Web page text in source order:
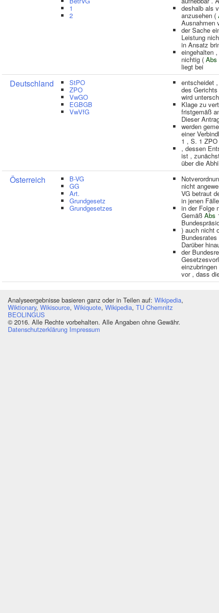
1
2
deshalb als
anzusehen (
Ausnahmen
der Sache
Leistung
in Ansatz
eingehalten
nichtig ( Abs
liegt bei
Deutschland StPO
ZPO
VwGO
EGBGB
VwVfG
entscheidet
des
wird
Klage zu
fristgemäß
Dieser
werden
einer
1 , S. 1
, dessen
ist ,
über die
Österreich B-VG
GG
Art.
Grundgesetz
Grundgesetzes
nicht
VG betraut
in jenen
in der Folge
Gemäß Abs
) auch nicht
Darüber
der
vor , dass
Analyseergebnisse basieren ganz oder in Teilen auf: Wikipedia,
Wiktionary, Wikisource, Wikiquote, Wikipedia, TU Chemnitz
BEOLINGUS
© 2016. Alle Rechte vorbehalten. Alle Angaben ohne Gewähr.
Datenschutzerklärung Impressum